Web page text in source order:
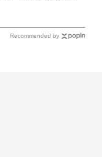
Recommended by